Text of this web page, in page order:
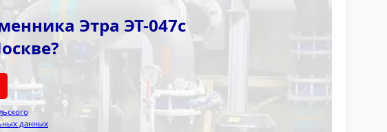
Этра ЭТ-047с
данных